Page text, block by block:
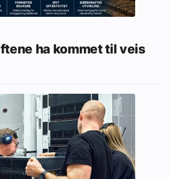
ha kommet til veis